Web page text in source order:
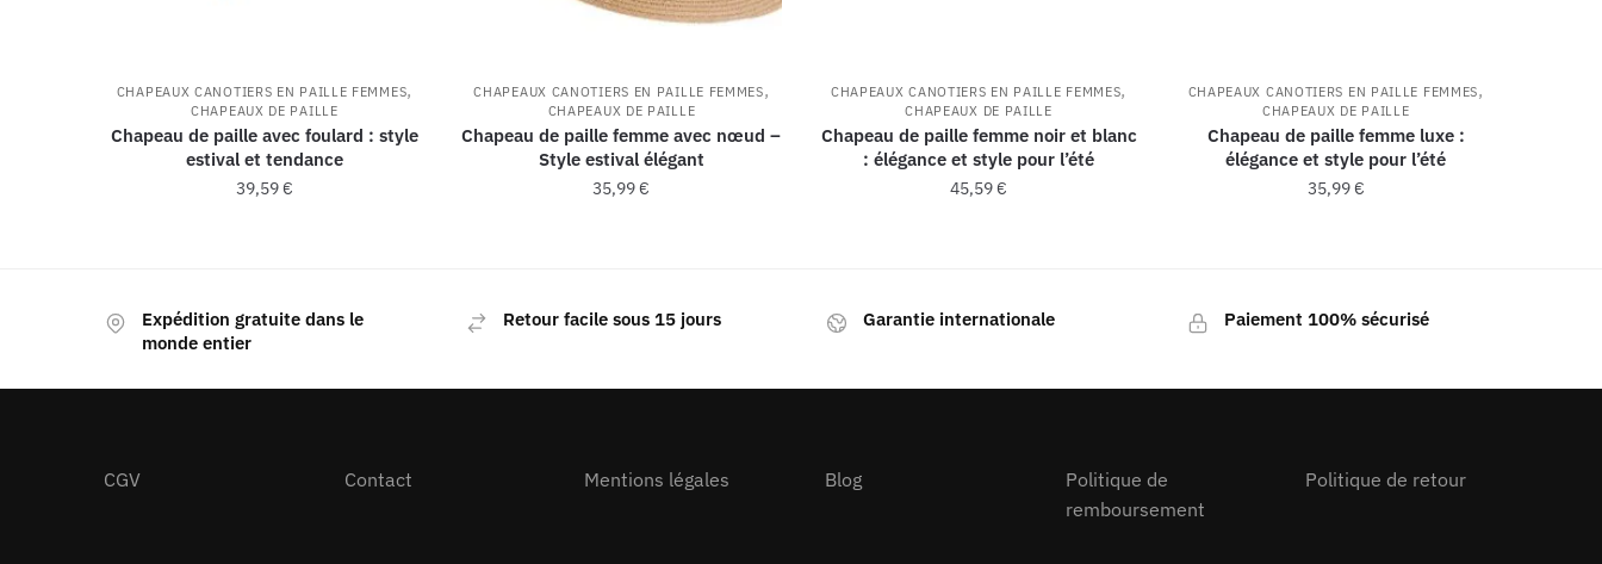
CHAPEAUX CANOTIERS EN PAILLE FEMMES,
CHAPEAUX DE PAILLE
Chapeau de paille avec foulard : style
estival et tendance
39,59€
CHAPEAUX CANOTIERS EN PAILLE FEMMES,
CHAPEAUX DE PAILLE
Chapeau de paille femme avec nœud –
Style estival élégant
35,99€
CHAPEAUX CANOTIERS EN PAILLE FEMMES,
CHAPEAUX DE PAILLE
Chapeau de paille femme noir et blanc
: élégance et style pour l’été
45,59€
CHAPEAUX CANOTIERS EN PAILLE FEMMES,
CHAPEAUX DE PAILLE
Chapeau de paille femme luxe :
élégance et style pour l’été
35,99€
Expédition gratuite dans le
monde entier
Retour facile sous 15 jours Garantie internationale Paiement 100% sécurisé
CGV Contact Mentions légales Blog
Politique de
remboursement
Politique de retour